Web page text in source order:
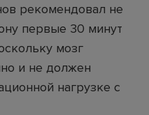
рекомендовал не
первые 30 минут
мозг
и не должен
нагрузке с